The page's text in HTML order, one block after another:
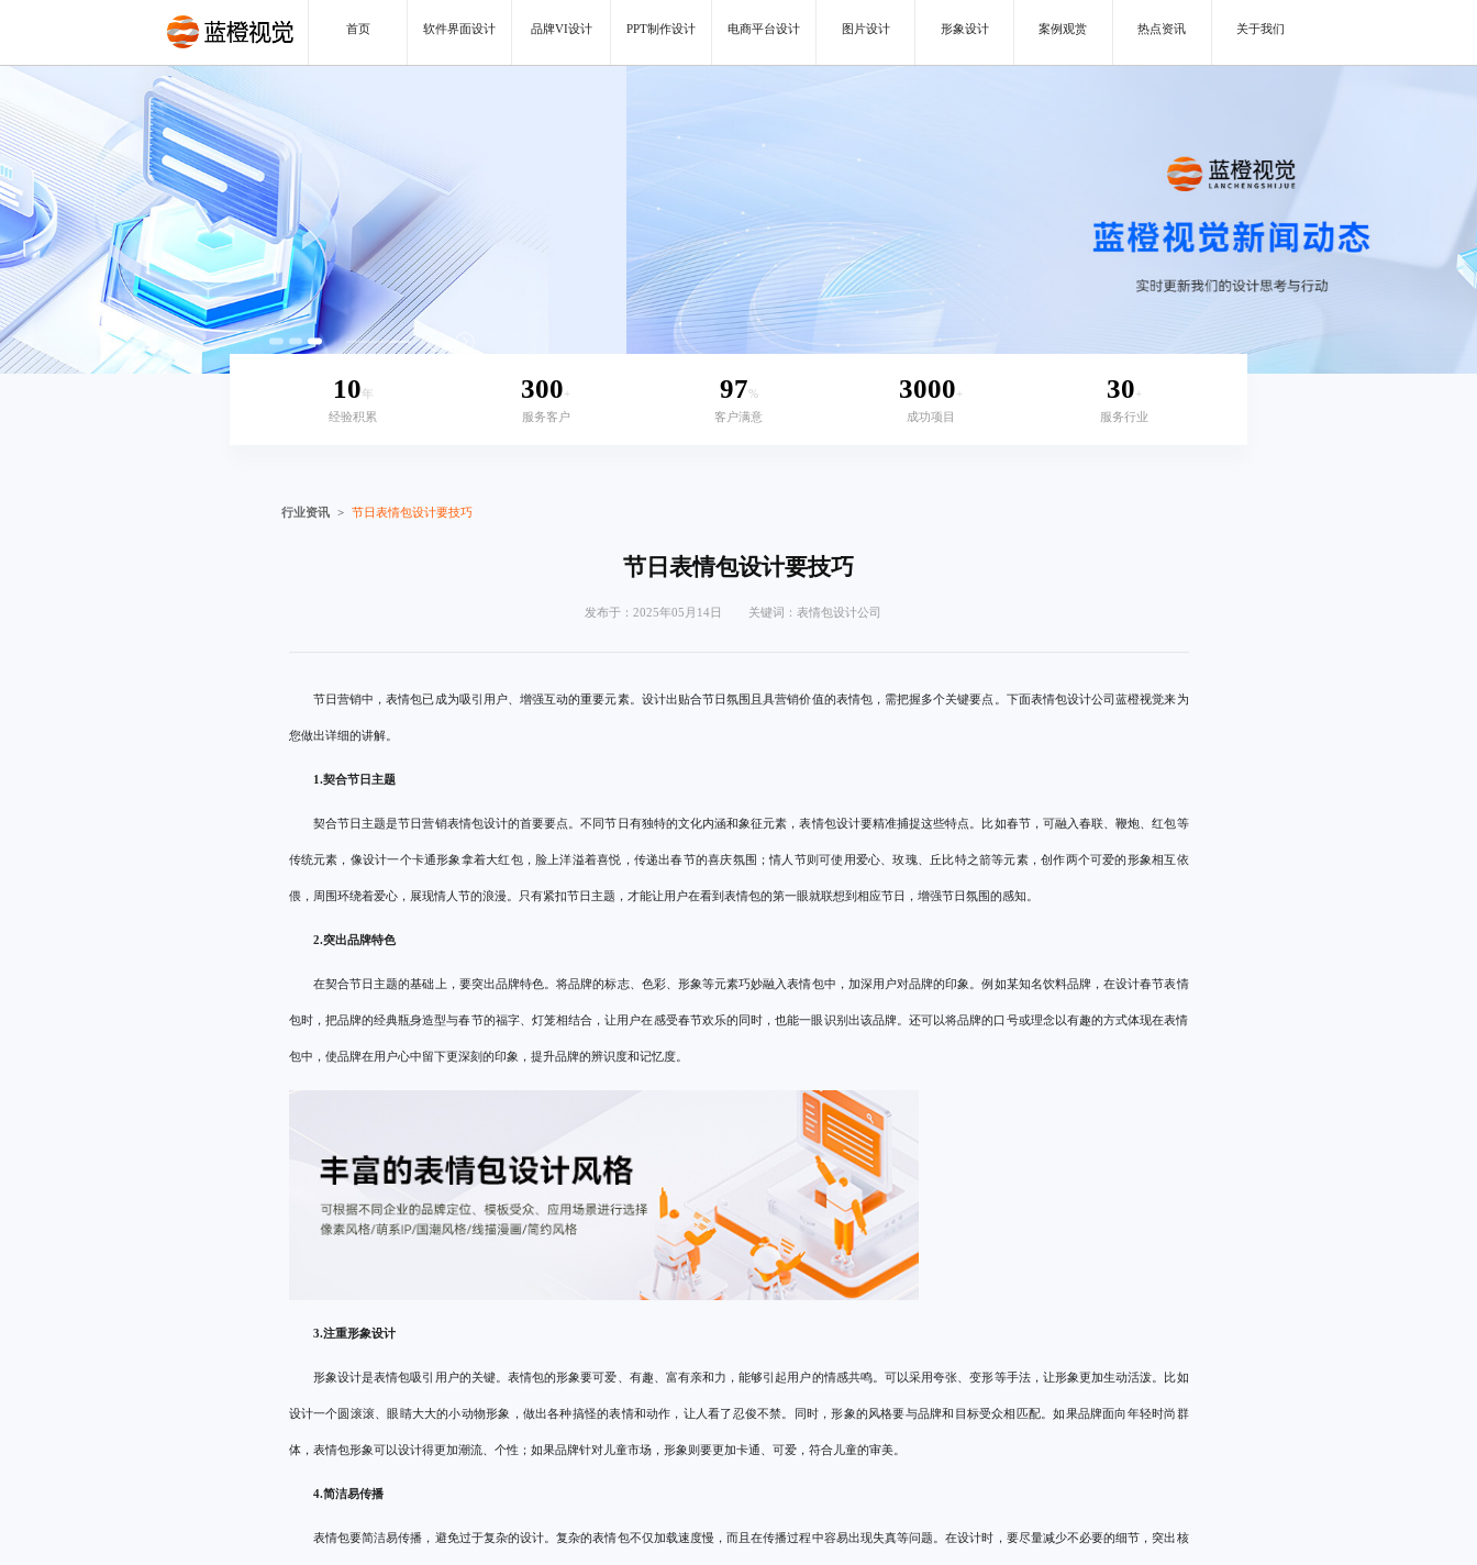
首页 软件界面设计 品牌VI设计 PPT制作设计 电商平台设计 图片设计 形象设计 案例观赏 热点资讯 关于我们
10年
经验积累
300+
服务客户
97%
客户满意
3000+
成功项目
30+
服务行业
行业资讯 节日表情包设计要技巧
节日表情包设计要技巧
发布于：2025年05月14日 关键词： 表情包设计公司
节日营销中，表情包已成为吸引用户、增强互动的重要元素。设计出贴合节日氛围且具营销价值的表情包，需把握多个关键要点。下面表情包设计公司蓝橙视觉来为
您做出详细的讲解。
1.契合节日主题
契合节日主题是节日营销表情包设计的首要要点。不同节日有独特的文化内涵和象征元素，表情包设计要精准捕捉这些特点。比如春节，可融入春联、鞭炮、红包等
传统元素，像设计一个卡通形象拿着大红包，脸上洋溢着喜悦，传递出春节的喜庆氛围；情人节则可使用爱心、玫瑰、丘比特之箭等元素，创作两个可爱的形象相互依
偎，周围环绕着爱心，展现情人节的浪漫。只有紧扣节日主题，才能让用户在看到表情包的第一眼就联想到相应节日，增强节日氛围的感知。
2.突出品牌特色
在契合节日主题的基础上，要突出品牌特色。将品牌的标志、色彩、形象等元素巧妙融入表情包中，加深用户对品牌的印象。例如某知名饮料品牌，在设计春节表情
包时，把品牌的经典瓶身造型与春节的福字、灯笼相结合，让用户在感受春节欢乐的同时，也能一眼识别出该品牌。还可以将品牌的口号或理念以有趣的方式体现在表情
包中，使品牌在用户心中留下更深刻的印象，提升品牌的辨识度和记忆度。
3.注重形象设计
形象设计是表情包吸引用户的关键。表情包的形象要可爱、有趣、富有亲和力，能够引起用户的情感共鸣。可以采用夸张、变形等手法，让形象更加生动活泼。比如
设计一个圆滚滚、眼睛大大的小动物形象，做出各种搞怪的表情和动作，让人看了忍俊不禁。同时，形象的风格要与品牌和目标受众相匹配。如果品牌面向年轻时尚群
体，表情包形象可以设计得更加潮流、个性；如果品牌针对儿童市场，形象则要更加卡通、可爱，符合儿童的审美。
4.简洁易传播
表情包要简洁易传播，避免过于复杂的设计。复杂的表情包不仅加载速度慢，而且在传播过程中容易出现失真等问题。在设计时，要尽量减少不必要的细节，突出核